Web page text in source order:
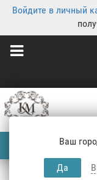
Войдите в личный
Ваш
Да
Корпусная мебель »